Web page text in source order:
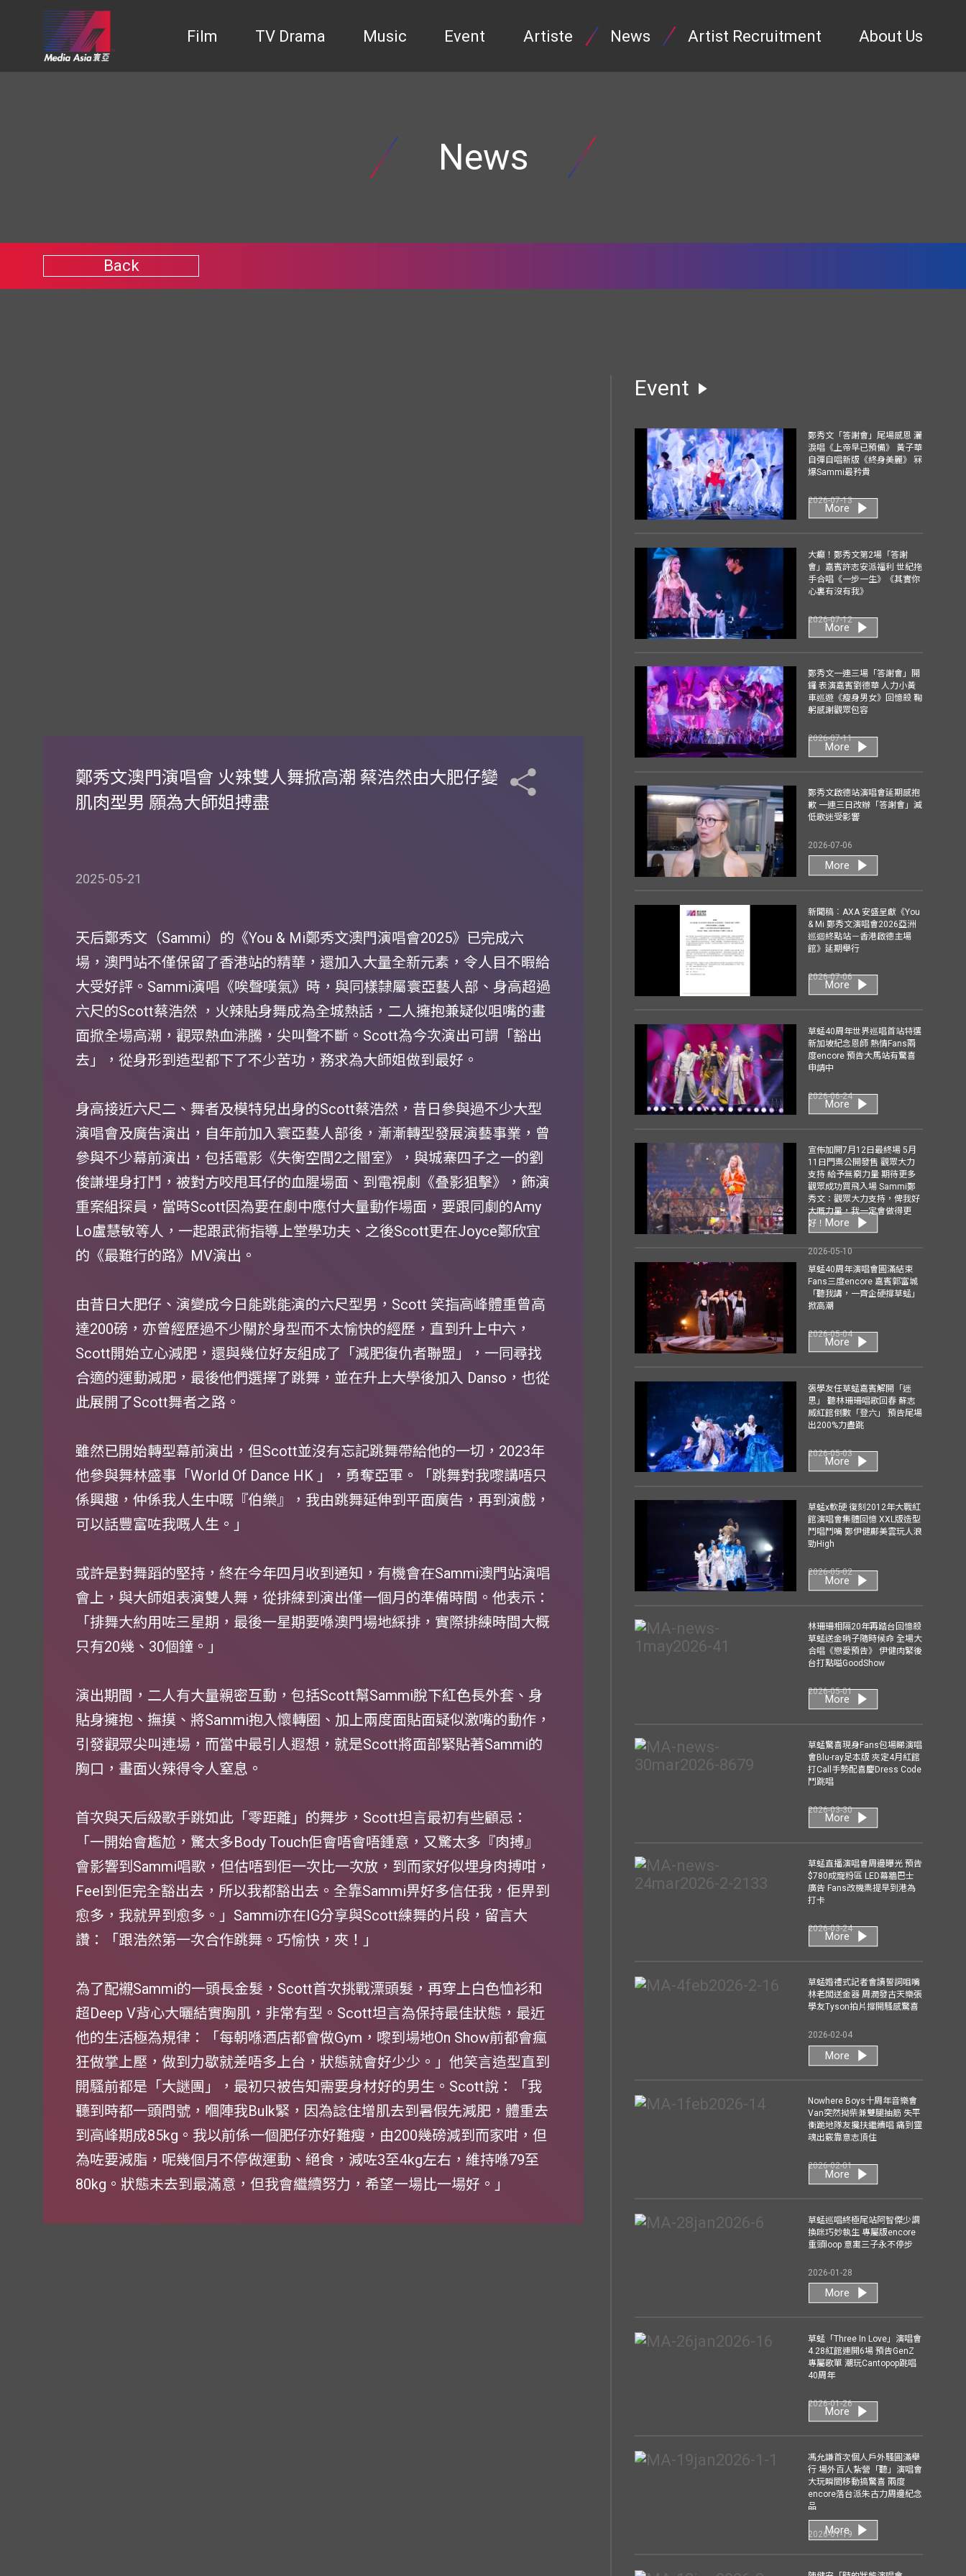
Film TV Drama Music Event Artiste News Artist Recruitment About Us
News
Back
鄭秀文澳門演唱會 火辣雙人舞掀高潮 蔡浩然由大肥仔變
肌肉型男 願為大師姐搏盡
2025-05-21
天后鄭秀文（Sammi）的《You & Mi鄭秀文澳門演唱會2025》已完成六
場，澳門站不僅保留了香港站的精華，還加入大量全新元素，令人目不暇給
大受好評。Sammi演唱《唉聲嘆氣》時，與同樣隸屬寰亞藝人部、身高超過
六尺的Scott蔡浩然 ，火辣貼身舞成為全城熱話，二人擁抱兼疑似咀嘴的畫
面掀全場高潮，觀眾熱血沸騰，尖叫聲不斷。Scott為今次演出可謂「豁出
去」，從身形到造型都下了不少苦功，務求為大師姐做到最好。
身高接近六尺二、舞者及模特兒出身的Scott蔡浩然，昔日參與過不少大型
演唱會及廣告演出，自年前加入寰亞藝人部後，漸漸轉型發展演藝事業，曾
參與不少幕前演出，包括電影《失衡空間2之闇室》，與城寨四子之一的劉
俊謙埋身打鬥，被對方咬甩耳仔的血腥場面、到電視劇《叠影狙擊》，飾演
重案組探員，當時Scott因為要在劇中應付大量動作場面，要跟同劇的Amy
Lo盧慧敏等人，一起跟武術指導上堂學功夫、之後Scott更在Joyce鄭欣宜
的《最難行的路》MV演出。
由昔日大肥仔、演變成今日能跳能演的六尺型男，Scott 笑指高峰體重曾高
達200磅，亦曾經歷過不少關於身型而不太愉快的經歷，直到升上中六，
Scott開始立心減肥，還與幾位好友組成了「減肥復仇者聯盟」，一同尋找
合適的運動減肥，最後他們選擇了跳舞，並在升上大學後加入 Danso，也從
此展開了Scott舞者之路。
雖然已開始轉型幕前演出，但Scott並沒有忘記跳舞帶給他的一切，2023年
他參與舞林盛事「World Of Dance HK 」，勇奪亞軍。「跳舞對我嚟講唔只
係興趣，仲係我人生中嘅『伯樂』，我由跳舞延伸到平面廣告，再到演戲，
可以話豐富咗我嘅人生。」
或許是對舞蹈的堅持，終在今年四月收到通知，有機會在Sammi澳門站演唱
會上，與大師姐表演雙人舞，從排練到演出僅一個月的準備時間。他表示：
「排舞大約用咗三星期，最後一星期要喺澳門場地綵排，實際排練時間大概
只有20幾、30個鐘。」
演出期間，二人有大量親密互動，包括Scott幫Sammi脫下紅色長外套、身
貼身擁抱、撫摸、將Sammi抱入懷轉圈、加上兩度面貼面疑似激嘴的動作，
引發觀眾尖叫連場，而當中最引人遐想，就是Scott將面部緊貼著Sammi的
胸口，畫面火辣得令人窒息。
首次與天后級歌手跳如此「零距離」的舞步，Scott坦言最初有些顧忌：
「一開始會尷尬，驚太多Body Touch佢會唔會唔鍾意，又驚太多『肉搏』
會影響到Sammi唱歌，但估唔到佢一次比一次放，到而家好似埋身肉搏咁，
Feel到佢完全豁出去，所以我都豁出去。全靠Sammi畀好多信任我，佢畀到
愈多，我就畀到愈多。」Sammi亦在IG分享與Scott練舞的片段，留言大
讚：「跟浩然第一次合作跳舞。巧愉快，夾！」
為了配襯Sammi的一頭長金髮，Scott首次挑戰漂頭髮，再穿上白色恤衫和
超Deep V背心大曬結實胸肌，非常有型。Scott坦言為保持最佳狀態，最近
他的生活極為規律：「每朝喺酒店都會做Gym，嚟到場地On Show前都會瘋
狂做掌上壓，做到力歇就差唔多上台，狀態就會好少少。」他笑言造型直到
開騷前都是「大謎團」，最初只被告知需要身材好的男生。Scott說：「我
聽到時都一頭問號，嗰陣我Bulk緊，因為諗住增肌去到暑假先減肥，體重去
到高峰期成85kg。我以前係一個肥仔亦好難瘦，由200幾磅減到而家咁，但
為咗要減脂，呢幾個月不停做運動、絕食，減咗3至4kg左右，維持喺79至
80kg。狀態未去到最滿意，但我會繼續努力，希望一場比一場好。」
Event
鄭秀文「答謝會」尾場感恩 灑
淚唱《上帝早已預備》 黃子華
自彈自唱新版《終身美麗》 冧
爆Sammi最矜貴
2026-07-13
More
大癲！鄭秀文第2場「答謝
會」嘉賓許志安派福利 世紀拖
手合唱《一步一生》《其實你
心裏有沒有我》
2026-07-12
More
鄭秀文一連三場「答謝會」開
鑼 表演嘉賓劉德華 人力小黃
車巡遊《瘦身男女》回憶殺 鞠
躬感謝觀眾包容
2026-07-11
More
鄭秀文啟德站演唱會延期感抱
歉 一連三日改辦「答謝會」減
低歌迷受影響
2026-07-06
More
新聞稿︰AXA 安盛呈獻《You
& Mi 鄭秀文演唱會2026亞洲
巡迴終點站－香港啟德主場
館》延期舉行
2026-07-06
More
草蜢40周年世界巡唱首站特選
新加坡紀念恩師 熱情Fans兩
度encore 預告大馬站有驚喜
申請中
2026-06-24
More
宣佈加開7月12日最終場 5月
11日門票公開發售 觀眾大力
支持 給予無窮力量 期待更多
觀眾成功買飛入場 Sammi鄭
秀文：觀眾大力支持，俾我好
大嘅力量，我一定會做得更
好！
2026-05-10
More
草蜢40周年演唱會圓滿結束
Fans三度encore 嘉賓郭富城
「聽我講，一齊企硬撐草蜢」
掀高潮
2026-05-04
More
張學友任草蜢嘉賓解開「迷
思」 聽林珊珊唱歌回春 蘇志
威紅館倒數「登六」 預告尾場
出200%力盡跳
2026-05-03
More
草蜢x軟硬 復刻2012年大戰紅
館演唱會集體回憶 XXL版造型
鬥唱鬥嘴 鄭伊健鄺美雲玩人浪
勁High
2026-05-02
More
林珊珊相隔20年再踏台回憶殺
草蜢送金哨子隨時候命 全場大
合唱《戀愛預告》 伊健肉緊後
台打點嗌GoodShow
2026-05-01
More
草蜢驚喜現身Fans包場睇演唱
會Blu-ray足本版 夾定4月紅館
打Call手勢配喜慶Dress Code
鬥跳唱
2026-03-30
More
草蜢直播演唱會周邊曝光 預告
$780成寵粉區 LED幕牆巴士
廣告 Fans改機票提早到港為
打卡
2026-03-24
More
草蜢婚禮式記者會讀誓詞咀嘴
林老闆送金器 周潤發古天樂張
學友Tyson拍片撐開騷感驚喜
2026-02-04
More
Nowhere Boys十周年音樂會
Van突然拗柴兼雙腿抽筋 失平
衡跪地隊友攙扶繼續唱 痛到靈
魂出竅靠意志頂住
2026-02-01
More
草蜢巡唱終極尾站阿智傑少調
換咪巧妙執生 專屬版encore
重頭loop 意寓三子永不停步
2026-01-28
More
草蜢「Three In Love」演唱會
4.28紅館連開6場 預告GenZ
專屬歌單 潮玩Cantopop跳唱
40周年
2026-01-26
More
馮允謙首次個人戶外騷圓滿舉
行 場外百人紮營「聽」演唱會
大玩瞬間移動搞驚喜 兩度
encore落台派朱古力周邊紀念
品
2026-01-19
More